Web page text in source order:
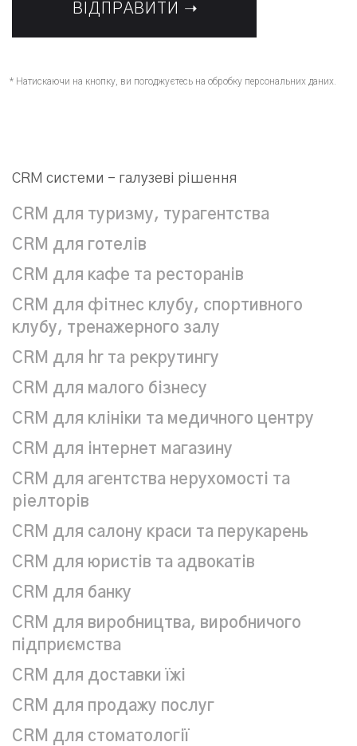
CRM системи – галузеві рішення
CRM для туризму, турагентства
CRM для готелів
CRM для кафе та ресторанів
CRM для фітнес клубу, спортивного
клубу, тренажерного залу
CRM для hr та рекрутингу
CRM для малого бізнесу
CRM для клініки та медичного центру
CRM для інтернет магазину
CRM для агентства нерухомості та
ріелторів
CRM для салону краси та перукарень
СRM для юристів та адвокатів
CRM для банку
CRM для виробництва, виробничого
підприємства
CRM для доставки їжі
CRM для продажу послуг
CRM для стоматології
* Натискаючи на кнопку, ви погоджуєтесь на обробку персональних даних.